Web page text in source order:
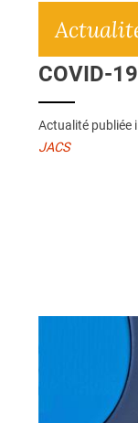
COVID-
Actualité publiée
JACS